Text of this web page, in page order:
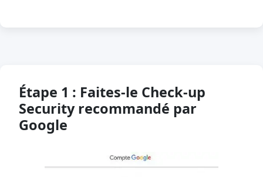
Étape 1 : Faites-le Check-up
Security recommandé par
Google